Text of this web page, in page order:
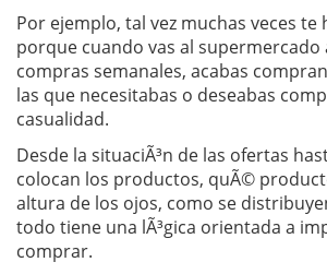
Por ejemplo, tal vez muchas veces
porque cuando vas al supermercado
compras semanales, acabas
las que necesitabas o deseabas
casualidad.
Desde la situaciÃ³n de las ofertas
colocan los productos, quÃ©
altura de los ojos, como se
todo tiene una lÃ³gica orientada a
comprar.